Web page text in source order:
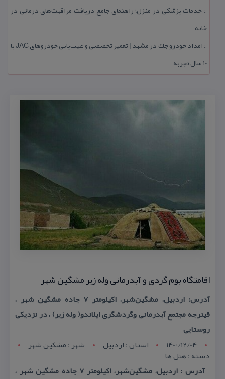
:: خدمات پزشكی در منزل؛ راهنمای جامع دریافت مراقبت‌های درمانی در
خانه
::
امداد خودرو جك در مشهد | تعمیر تخصصی و عیب‌یابی خودروهای JAC با
۱۰ سال تجربه
اقامتگاه بوم گردی و آبدرمانی وله زیر مشگین شهر
آدرس: اردبیل، مشگین‌شهر، اكیلومتر ۷ جاده مشگین شهر ،
قینرجه مجتمع آبدرمانی وگردشگری ایلاندو( وله زیر) ، در نزدیكی
روستایی
1400/12/04
استان : اردبيل شهر : مشکين شهر
دسته : هتل ها
آدرس : اردبیل، مشگین‌شهر، اكیلومتر ۷ جاده مشگین شهر ،